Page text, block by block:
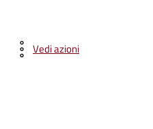
Vedi azioni